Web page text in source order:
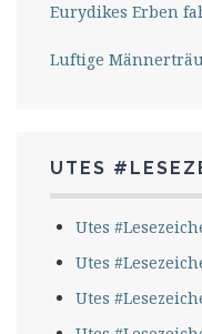
Eurydikes Erben
Luftige
UTES
Utes
Utes
Utes